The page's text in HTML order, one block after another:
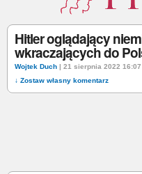
Hitler oglądający
wkraczających do
Wojtek Duch | 21 sierpnia 2022 16:07
↓ Zostaw własny komentarz